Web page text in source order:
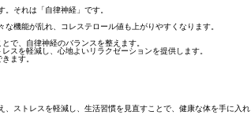
それは「自律神経」です。
機能が乱れ、コレステロール値も上がりやすくなります。
で、自律神経のバランスを整えます。
スを軽減し、心地よいリラクゼーションを提供します。
ます。
ストレスを軽減し、生活習慣を見直すことで、健康な体を手に入れ